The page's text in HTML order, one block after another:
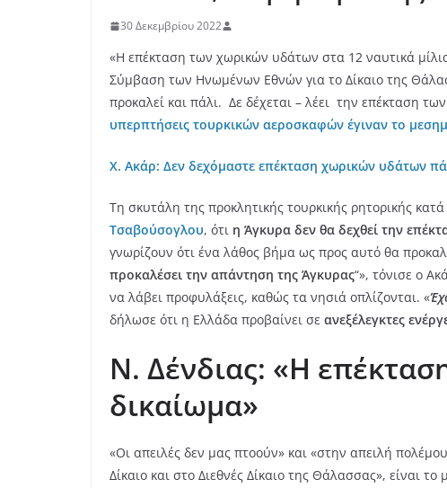
30 Δεκεμβρίου 2022
«Η επέκταση των χωρικών υδάτων στα 12 ναυτικά
Σύμβαση των Ηνωμένων Εθνών για το Δίκαιο της
προκαλεί και πάλι. Δε δέχεται – λέει την επέκταση
υπερπτήσεις τουρκικών αεροσκαφών έγιναν το
Χ. Ακάρ: Δεν δεχόμαστε επέκταση χωρικών υδάτων
Τη σκυτάλη της προκλητικής τουρκικής ρητορικής
Τσαβούσογλου, ότι η Άγκυρα δεν θα δεχθεί την
γνωρίζουν ότι ένα λάθος βήμα ως προς αυτό θα
προκαλέσει την απάντηση της Άγκυρας“», τόνισε ο
να λάβει προφυλάξεις, καθώς τα νησιά οπλίζονται. «
δήλωσε ότι η Ελλάδα προβαίνει σε ανεξέλεγκτες
Ν. Δένδιας: «Η
δικαίωμα»
«Οι απειλές δεν μας πτοούν» και «στην απειλή
Δίκαιο και στο Διεθνές Δίκαιο της Θάλασσας», είναι